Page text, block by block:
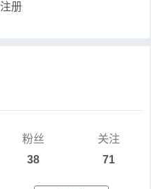
注册
粉丝
38
关注
71